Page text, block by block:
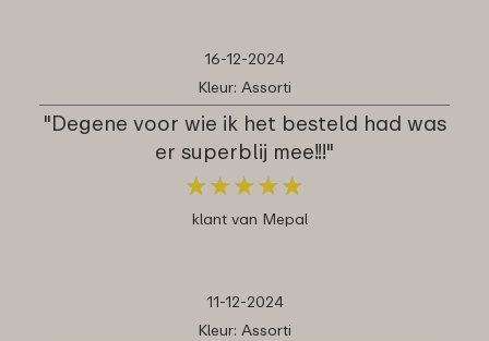
16-12-2024
Kleur: Assorti
"Degene voor wie ik het besteld had was
er superblij mee!!!"
★★★★★
★★★★★
klant van Mepal
11-12-2024
Kleur: Assorti